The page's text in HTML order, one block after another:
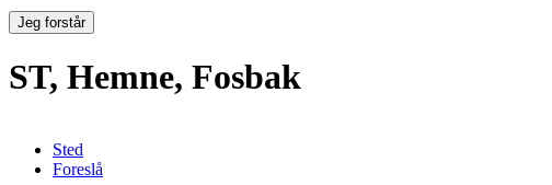
Jeg forstår
ST, Hemne, Fosbak
Sted
Foreslå